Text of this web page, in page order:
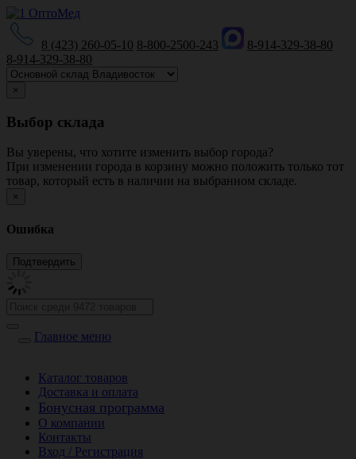
8 (423) 260-05-10 8-800-2500-243
8-914-329-38-80
8-914-329-38-80
×
Выбор склада
Вы уверены, что хотите изменить выбор города?
При изменении города в корзину можно положить только тот
товар, который есть в наличии на выбранном складе.
×
Ошибка
Главное меню
Каталог товаров
Доставка и оплата
Бонусная программа
О компании
Контакты
Вход / Регистрация